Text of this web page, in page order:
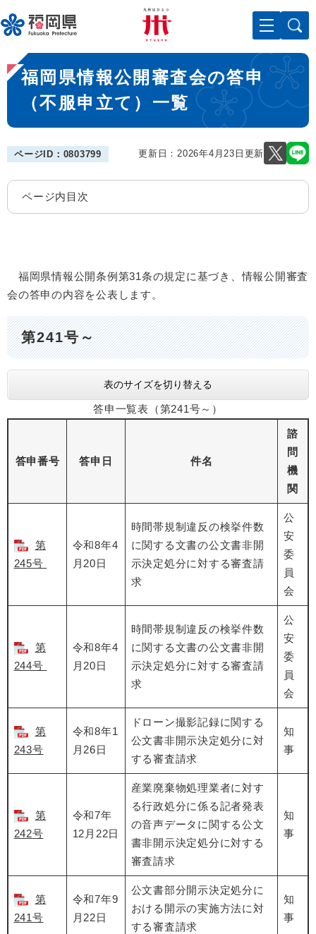
ー
ジ
先
頭
。
メニューを飛ばして本文へ
本
文
福岡県情報公開審査会の答申
（不服申立て）一覧
ページID：0803799 更新日：2026年4月23日更新
ページ内目次
福岡県情報公開条例第31条の規定に基づき、情報公開審査
会の答申の内容を公表します。
第241号～
表のサイズを切り替える
答申一覧表（第241号～）
答申番号 答申日 件名
諮
問
機
関
第
245号
令和8年4
月20日
時間帯規制違反の検挙件数
に関する文書の公文書非開
示決定処分に対する審査請
求
公
安
委
員
会
第
244号
令和8年4
月20日
時間帯規制違反の検挙件数
に関する文書の公文書非開
示決定処分に対する審査請
求
公
安
委
員
会
第
243号
令和8年1
月26日
ドローン撮影記録に関する
公文書非開示決定処分に対
する審査請求
知
事
第
242号
令和7年
12月22日
産業廃棄物処理業者に対す
る行政処分に係る記者発表
の音声データに関する公文
書非開示決定処分に対する
審査請求
知
事
第
241号
令和7年9
月22日
公文書部分開示決定処分に
おける開示の実施方法に対
する審査請求
知
事